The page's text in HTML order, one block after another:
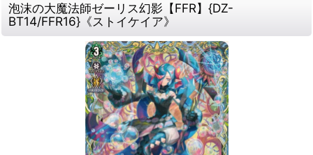
泡沫の大魔法師ゼーリス幻影【FFR】{DZ-
BT14/FFR16}《ストイケイア》